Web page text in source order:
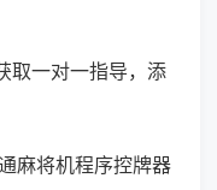
取一对一指导，添
麻将机程序控牌器